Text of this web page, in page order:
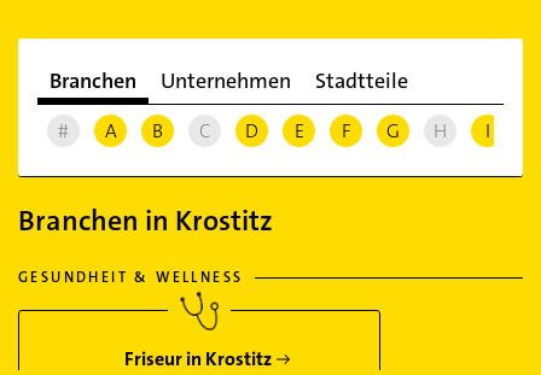
Branchen Unternehmen Stadtteile
# A B C D E F G H I
Branchen in Krostitz
GESUNDHEIT & WELLNESS
Friseur in Krostitz